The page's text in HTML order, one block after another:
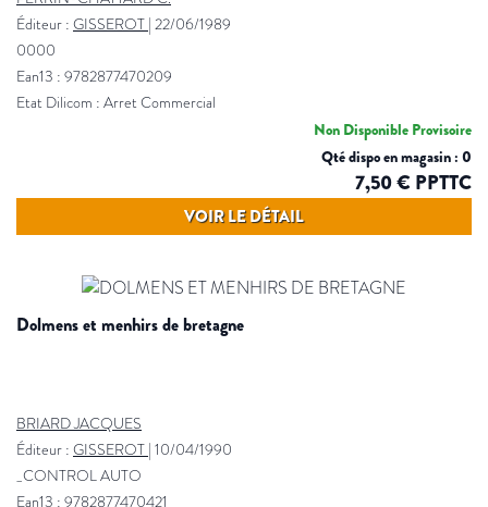
Éditeur : GISSEROT | 22/06/1989
0000
Ean13 : 9782877470209
Etat Dilicom : Arret Commercial
Non Disponible Provisoire
Qté dispo en magasin : 0
7,50 € PPTTC
VOIR LE DÉTAIL
dolmens et menhirs de bretagne
BRIARD JACQUES
Éditeur : GISSEROT | 10/04/1990
_CONTROL AUTO
Ean13 : 9782877470421